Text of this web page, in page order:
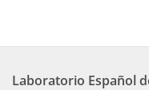
Laboratorio Español